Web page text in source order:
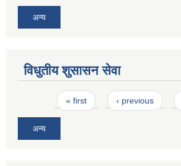
अन्य
विधुतीय शुसासन सेवा
Pages« first ‹ previous
अन्य